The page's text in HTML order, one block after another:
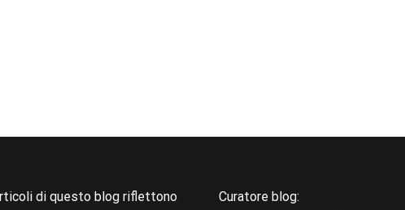
di questo blog riflettono
Curatore blog: